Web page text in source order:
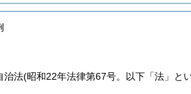
治法(昭和22年法律第67号。以下「法」と